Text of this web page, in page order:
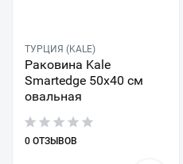
ТУРЦИЯ (KALE)
Раковина Kale
Smartedge 50х40 см
овальная
0 ОТЗЫВОВ